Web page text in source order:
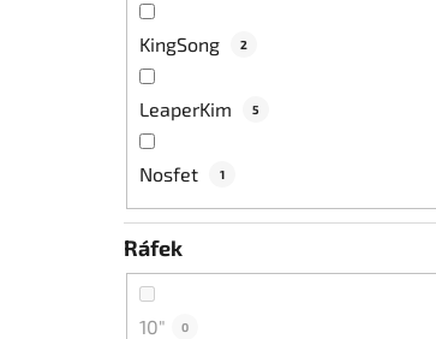
KingSong 2
LeaperKim 5
Nosfet 1
Ráfek
10" 0